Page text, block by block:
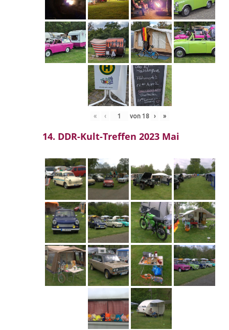
« ‹ von 18 › »
14. DDR-Kult-Treffen 2023 Mai